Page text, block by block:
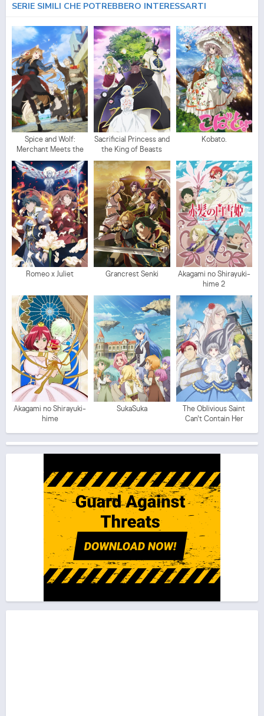
SERIE SIMILI CHE POTREBBERO INTERESSARTI
Spice and Wolf:
Merchant Meets the
Wise Wolf
Sacrificial Princess and
the King of Beasts
Kobato.
Romeo x Juliet Grancrest Senki
Akagami no Shirayuki-
hime 2
Akagami no Shirayuki-
hime
SukaSuka
The Oblivious Saint
Can't Contain Her